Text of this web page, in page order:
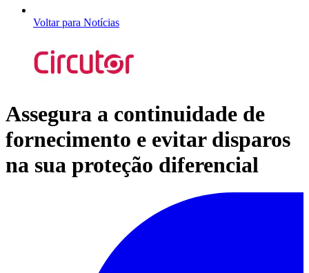
Voltar para Notícias
Assegura a continuidade de
fornecimento e evitar disparos
na sua proteção diferencial